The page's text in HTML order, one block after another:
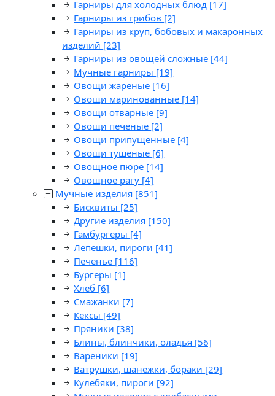
Гарниры для холодных блюд [17]
Гарниры из грибов [2]
Гарниры из круп, бобовых и макаронных
изделий [23]
Гарниры из овощей сложные [44]
Мучные гарниры [19]
Овощи жареные [16]
Овощи маринованные [14]
Овощи отварные [9]
Овощи печеные [2]
Овощи припущенные [4]
Овощи тушеные [6]
Овощное пюре [14]
Овощное рагу [4]
Мучные изделия [851]
Бисквиты [25]
Другие изделия [150]
Гамбургеры [4]
Лепешки, пироги [41]
Печенье [116]
Бургеры [1]
Хлеб [6]
Смажанки [7]
Кексы [49]
Пряники [38]
Блины, блинчики, оладья [56]
Вареники [19]
Ватрушки, шанежки, бораки [29]
Кулебяки, пироги [92]